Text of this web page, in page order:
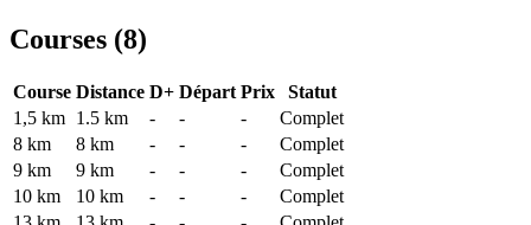
Courses (8)
Course Distance D+ Départ Prix
Statut
1,5 km 1.5 km - - -
Complet
8 km
8 km - - -
Complet
9 km
9 km - - -
Complet
10 km
10 km - - -
Complet